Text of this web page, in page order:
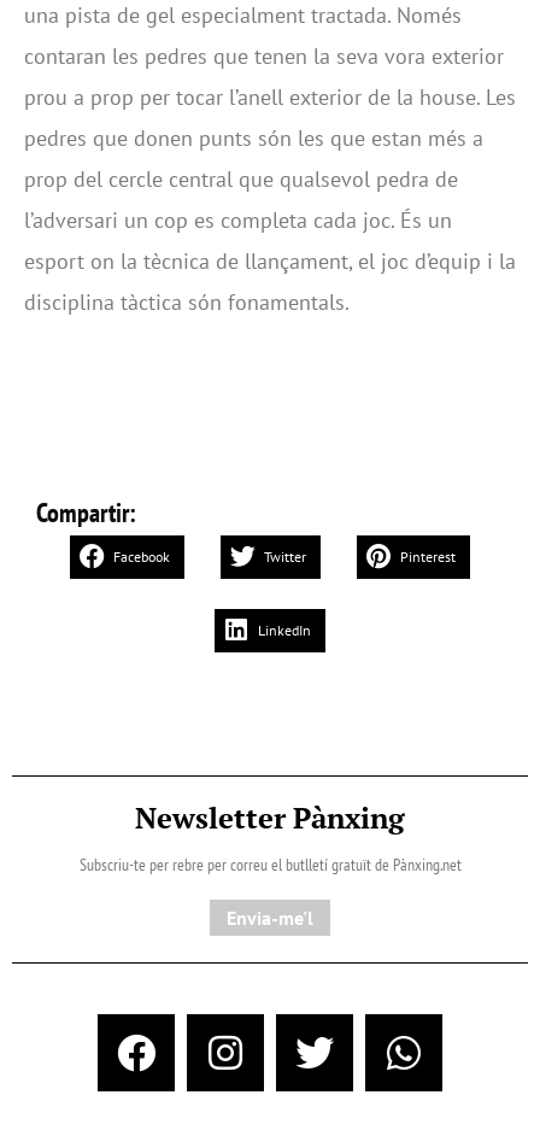
una pista de gel especialment tractada. Només
contaran les pedres que tenen la seva vora exterior
prou a prop per tocar l’anell exterior de la house. Les
pedres que donen punts són les que estan més a
prop del cercle central que qualsevol pedra de
l’adversari un cop es completa cada joc. És un
esport on la tècnica de llançament, el joc d’equip i la
disciplina tàctica són fonamentals.
Compartir:
Facebook Twitter Pinterest
LinkedIn
Newsletter Pànxing
Subscriu-te per rebre per correu el butlletí gratuït de Pànxing.net​
Envia-me'l